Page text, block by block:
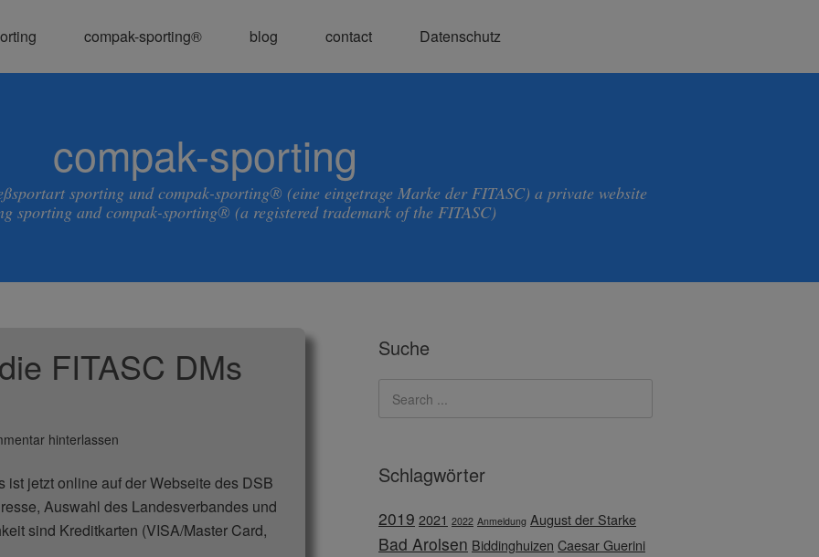
compak-sporting® blog contact Datenschutz
compak-sporting
sporting und compak-sporting® (eine eingetrage Marke der FITASC) a private website
sporting and compak-sporting® (a registered trademark of the FITASC)
FITASC DMs
hinterlassen
jetzt online auf der Webseite des DSB
Auswahl des Landesverbandes und
sind Kreditkarten (VISA/Master Card,
Suche
Schlagwörter
2019 2021 2022 Anmeldung August der Starke
Bad Arolsen Biddinghuizen Caesar Guerini